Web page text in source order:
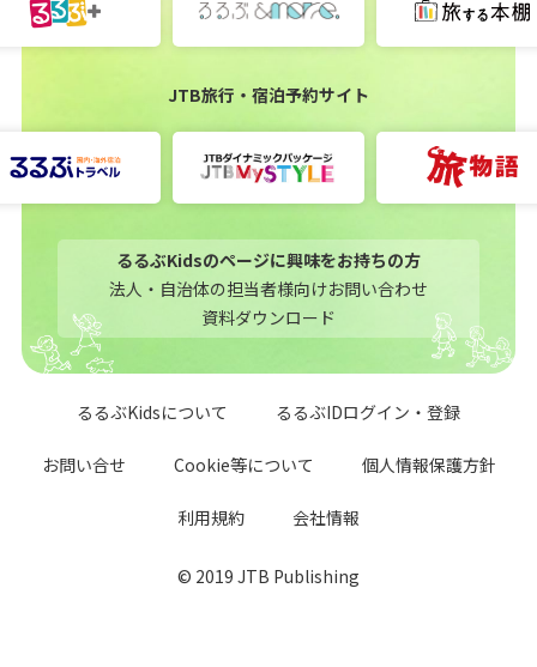
JTB旅行・宿泊予約サイト
るるぶKidsのページに興味をお持ちの方
法人・自治体の担当者様向けお問い合わせ
資料ダウンロード
るるぶKidsについて るるぶIDログイン・登録
お問い合せ Cookie等について 個人情報保護方針
利用規約 会社情報
© 2019 JTB Publishing